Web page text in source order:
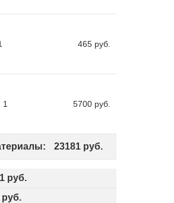
465руб.
1 5700руб.
23181 руб.
руб.
руб.